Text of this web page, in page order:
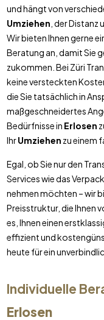
und hängt von
Umziehen , der
Wir bieten Ihnen gerne
Beratung an, damit Sie
zukommen. Bei Züri
keine versteckten
die Sie tatsächlich in
maßgeschneidertes
Bedürfnisse in Erlosen
IhrUmziehen zu einem
Egal, ob Sie nur den
Services wie das
nehmen möchten – wir
Preisstruktur, die Ihnen
es, Ihnen einen
effizient und
heute für ein
Individuelle
Erlosen